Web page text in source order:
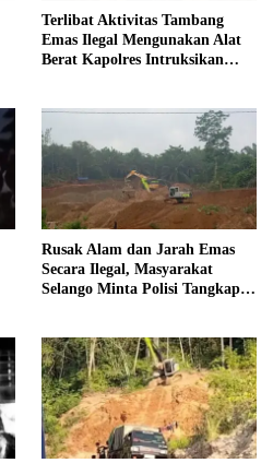
Terlibat Aktivitas Tambang
Emas Ilegal Mengunakan Alat
Berat Kapolres Intruksikan
Tanjung Mudo
Rusak Alam dan Jarah Emas
Secara Ilegal, Masyarakat
Selango Minta Polisi Tangkap